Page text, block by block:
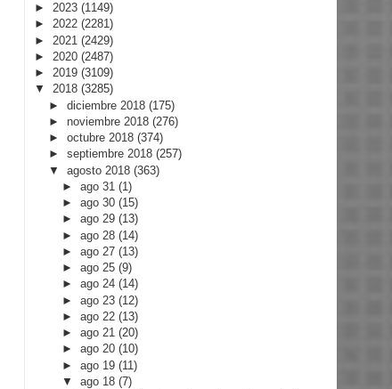
► 2023 (1149)
► 2022 (2281)
► 2021 (2429)
► 2020 (2487)
► 2019 (3109)
▼ 2018 (3285)
► diciembre 2018 (175)
► noviembre 2018 (276)
► octubre 2018 (374)
► septiembre 2018 (257)
▼ agosto 2018 (363)
►ago 31(1)
►ago 30(15)
►ago 29(13)
►ago 28(14)
►ago 27(13)
►ago 25(9)
►ago 24(14)
►ago 23(12)
►ago 22(13)
►ago 21(20)
►ago 20(10)
►ago 19(11)
▼ago 18(7)